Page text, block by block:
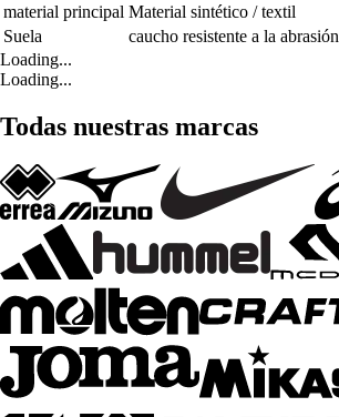
material principal Material sintético / textil
Suela
caucho resistente a la abrasión
Loading...
Loading...
Todas nuestras marcas